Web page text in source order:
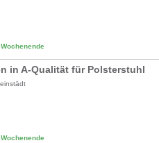
in A-Qualität für Polsterstuhl